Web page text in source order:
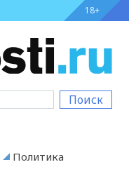
18+
Поиск
Политика